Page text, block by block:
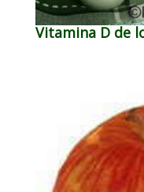
Vitamina D de